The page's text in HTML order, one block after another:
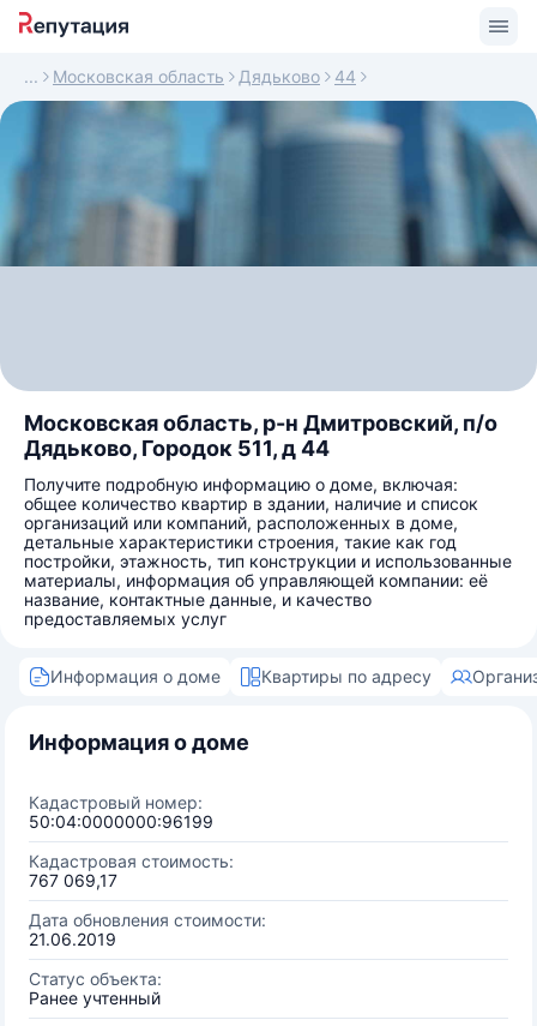
Московская область Дядьково 44
Московская область, р-н Дмитровский, п/о
Дядьково, Городок 511, д 44
Получите подробную информацию о доме, включая:
общее количество квартир в здании, наличие и список
организаций или компаний, расположенных в доме,
детальные характеристики строения, такие как год
постройки, этажность, тип конструкции и использованные
материалы, информация об управляющей компании: её
название, контактные данные, и качество
предоставляемых услуг
Информация о доме Квартиры по адресу
Информация о доме
Кадастровый номер:
50:04:0000000:96199
Кадастровая стоимость:
767 069,17
Дата обновления стоимости:
21.06.2019
Статус объекта:
Ранее учтенный